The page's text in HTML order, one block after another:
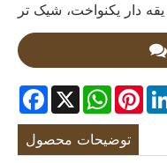
Facebook
X
توضیحات محصول